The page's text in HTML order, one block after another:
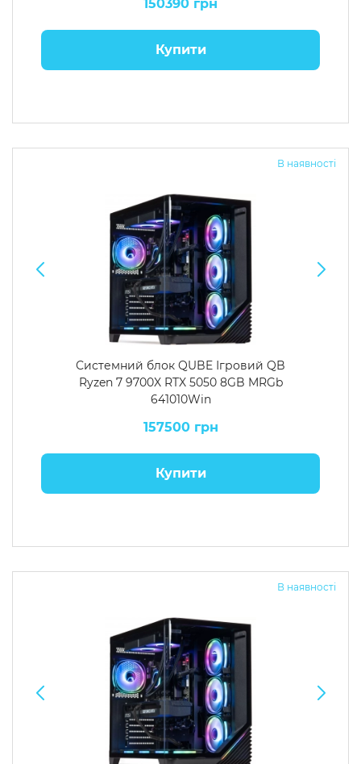
150390 грн
Купити
В наявності
Системний блок QUBE Ігровий QB
Ryzen 7 9700X RTX 5050 8GB MRGb
641010Win
157500 грн
Купити
В наявності